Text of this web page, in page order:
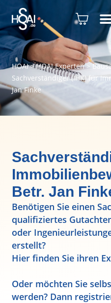
HOAI>HOAI Experten>
Sachverständiger (IHK) für
Jan Finke
Betr. Jan
Benötigen Sie einen
qualifiziertes
oder
erstellt?
Hier finden Sie ihren
Oder möchten Sie
werden? Dann